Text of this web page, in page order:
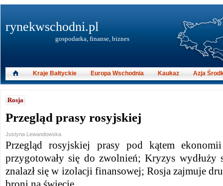
Rosja
Przegląd prasy rosyjskiej
Justyna Lewandowska
Przegląd rosyjskiej prasy pod kątem
przygotowały się do zwolnień; Kryzys
znalazł się w izolacji finansowej; Rosja zajmuje
rynekwschodni.pl
gospodarka, finanse, biznes
Kraje Bałtyckie Europa Wschodnia Kaukaz Azja